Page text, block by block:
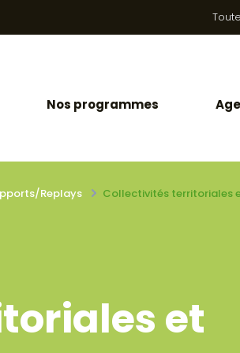
Nos programmes
Replays Collectivités territoriales
et